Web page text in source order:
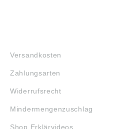
Versandkosten
Zahlungsarten
Widerrufsrecht
Mindermengenzuschlag
Shop Erklärvideos